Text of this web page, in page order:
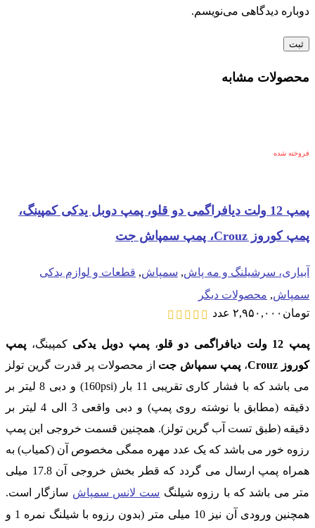
دوباره دیدگاهی می‌نویسم.
محصولات مشابه
فروخته شده
پمپ 12 ولت دیافراگمی دو قلو، پمپ دوبل یدکی کمپینگ،
پمپ کوروز Crouz، پمپ سمپاش جت
آبیاری، سرشیلنگ و مه پاش, سمپاش, قطعات و لوازم یدکی
سمپاش, محصولات دیگر
تومان ۲,۹۵۰,۰۰۰ عدد
پمپ 12 ولت دیافراگمی دو قلو ،پمپ دوبل یدکی کمپینگ، پمپ
کوروز Crouz
، پمپ سمپاش جت از محصولات پر قدرت گرین تولز
می باشد که با فشار کاری تقریبی 11 بار (160psi) و دبی 8 لیتر بر
دقیقه (مطابق با نوشته روی پمپ) و دبی واقعی 3 الی 4 لیتر بر
دقیقه (طبق تست آب گرین تولز). همچنین قسمت خروجی این پمپ
رزوه خور می باشد که یک عدد مهره ممگی مخصوص آن (کمیاب) به
همراه پمپ ارسال می گردد که قطر بخش خروجی آن 17.8 میلی
متر می باشد که با رزوه شیلنگ ست لانس سمپاش سازگار است.
همچنین ورودی آن نیز 10 میلی متر (بدون رزوه با شیلنگ نمره 1 و